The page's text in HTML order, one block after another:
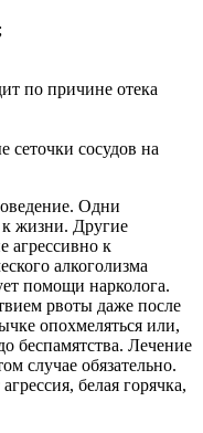
по причине отека
сеточки сосудов на
Одни
к жизни. Другие
агрессивно к
алкоголизма
помощи нарколога.
рвоты даже после
опохмеляться или,
беспамятства. Лечение
случае обязательно.
белая горячка,